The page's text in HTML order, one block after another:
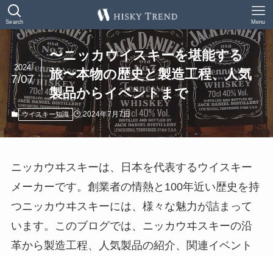
Search Menu
〜ニッカウイスキーを堪能する
旅〜本物の歴史と製造工程、人気
製品からイベントまで
2024
7/07
ウイスキー知識 2024年7月7日
ニッカウヰスキーは、日本を代表するウイスキー
メーカーです。創業者の情熱と100年近い歴史を持
つニッカウヰスキーには、様々な魅力が詰まって
います。このブログでは、ニッカウヰスキーの沿
革から製造工程、人気製品の紹介、関連イベント